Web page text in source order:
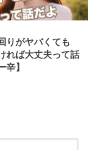
りがヤバくても
れば大丈夫って話
辛】